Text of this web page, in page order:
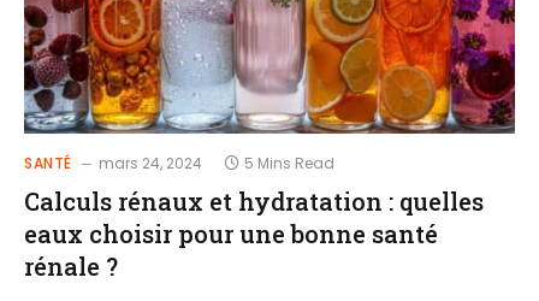
SANTÉ mars 24, 2024 5 Mins Read
Calculs rénaux et hydratation : quelles
eaux choisir pour une bonne santé
rénale ?